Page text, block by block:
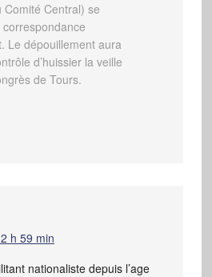
Comité Central) se
Le dépouillement aura
d’huissier la veille
de Tours.
h 59 min
nationaliste depuis l’age